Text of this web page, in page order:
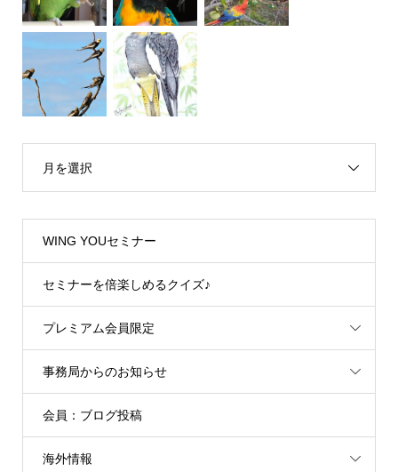
月を選択
WING YOUセミナー
セミナーを倍楽しめるクイズ♪
プレミアム会員限定
事務局からのお知らせ
会員：ブログ投稿
海外情報